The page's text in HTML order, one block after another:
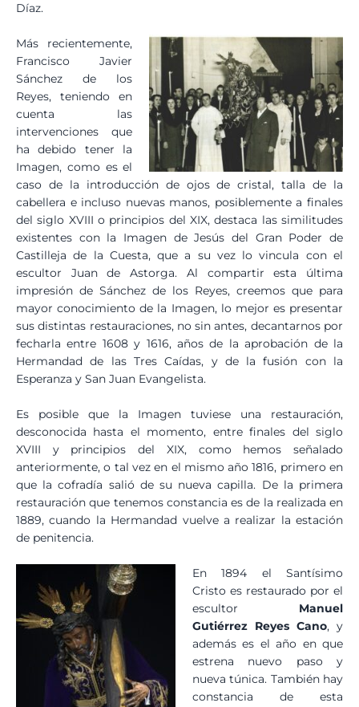
Díaz.
Más recientemente,
Francisco Javier
Sánchez de los
Reyes, teniendo en
cuenta las
intervenciones que
ha debido tener la
Imagen, como es el
caso de la introducción de ojos de cristal, talla de la
cabellera e incluso nuevas manos, posiblemente a finales
del siglo XVIII o principios del XIX, destaca las similitudes
existentes con la Imagen de Jesús del Gran Poder de
Castilleja de la Cuesta, que a su vez lo vincula con el
escultor Juan de Astorga. Al compartir esta última
impresión de Sánchez de los Reyes, creemos que para
mayor conocimiento de la Imagen, lo mejor es presentar
sus distintas restauraciones, no sin antes, decantarnos por
fecharla entre 1608 y 1616, años de la aprobación de la
Hermandad de las Tres Caídas, y de la fusión con la
Esperanza y San Juan Evangelista.
Es posible que la Imagen tuviese una restauración,
desconocida hasta el momento, entre finales del siglo
XVIII y principios del XIX, como hemos señalado
anteriormente, o tal vez en el mismo año 1816, primero en
que la cofradía salió de su nueva capilla. De la primera
restauración que tenemos constancia es de la realizada en
1889, cuando la Hermandad vuelve a realizar la estación
de penitencia.
En 1894 el Santísimo
Cristo es restaurado por el
escultor Manuel
Gutiérrez Reyes Cano, y
además es el año en que
estrena nuevo paso y
nueva túnica. También hay
constancia de esta